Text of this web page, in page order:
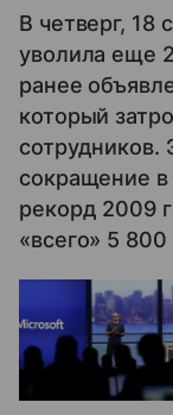
В четверг, 18
уволила еще
ранее
который
сотрудников.
сокращение
рекорд 2009
«всего» 5 800